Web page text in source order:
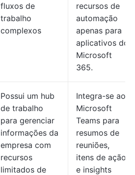
fluxos de
trabalho
complexos
recursos de
automação
apenas para
aplicativos do
Microsoft
365.
Possui um hub
de trabalho
para gerenciar
informações da
empresa com
recursos
limitados de
Integra-se ao
Microsoft
Teams para
resumos de
reuniões,
itens de ação
e insights